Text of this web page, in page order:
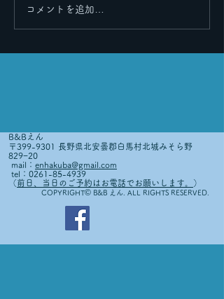
コメントを追加…
B&Bえん
〒399-9301 長野県北安曇郡白馬村北城みそら野
829−20
mail： enhakuba@gmail.com
tel：0261-85-4939
（前日、当日のご予約はお電話でお願いします。 ）
COPYRIGHT© B&B えん. ALL RIGHTS RESERVED.